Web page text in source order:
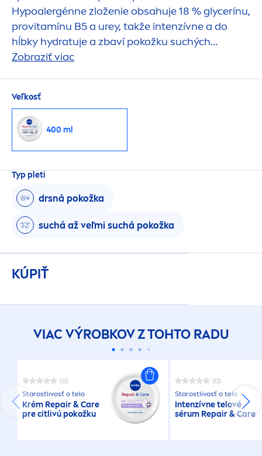
Hypoalergénne zloženie obsahuje 18 % glycerínu,
provitamínu B5 a urey, takže intenzívne a do
hĺbky hydratuje a zbaví pokožku suchých
šupiniek už po 1. použití. Používajte pravidelne:
Zobraziť viac
Veľkosť
400 ml
Typ pleti
drsná pokožka
suchá až veľmi suchá pokožka
KÚPIŤ
VIAC VÝROBKOV Z TOHTO RADU
(0)
Starostlivosť o telo
Krém Repair&Care
pre citlivú pokožku
(0)
Starostlivosť o telo
Intenzívne telové
sérum Repair&Care